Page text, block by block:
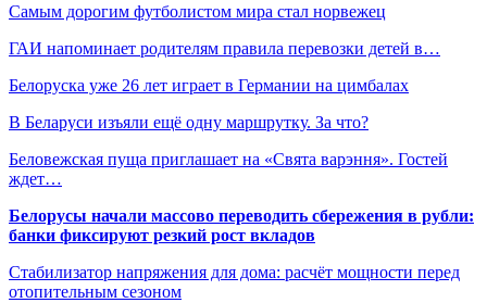
Самым дорогим футболистом мира стал норвежец
ГАИ напоминает родителям правила перевозки детей в…
Белоруска уже 26 лет играет в Германии на цимбалах
В Беларуси изъяли ещё одну маршрутку. За что?
Беловежская пуща приглашает на «Свята варэння». Гостей
ждет…
Белорусы начали массово переводить сбережения в рубли:
банки фиксируют резкий рост вкладов
Стабилизатор напряжения для дома: расчёт мощности перед
отопительным сезоном